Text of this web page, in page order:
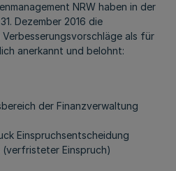
NRW haben in der
Dezember 2016 die
als für
anerkannt und belohnt:
der Finanzverwaltung
Einspruchsentscheidung
Einspruch)